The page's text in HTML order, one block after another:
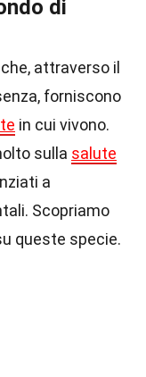
di
attraverso il
forniscono
in cui vivono.
sulla salute
a
Scopriamo
queste specie.